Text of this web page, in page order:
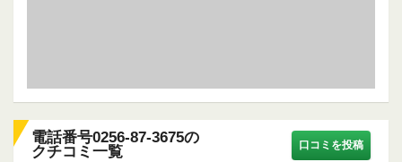
電話番号0256-87-3675の
クチコミ一覧
口コミを投稿